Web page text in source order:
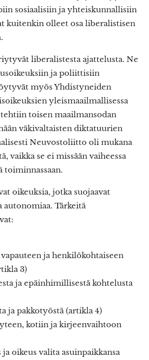
sosiaalisiin ja yhteiskunnallisiin
kuitenkin olleet osa liberalistisen
liberalistesta ajattelusta. Ne
ja poliittisiin
myös Yhdistyneiden
yleismaailmallisessa
toisen maailmansodan
väkivaltaisten diktatuurien
Neuvostoliitto oli mukana
vaikka se ei missään vaiheessa
oikeuksia, jotka suojaavat
autonomiaa. Tärkeitä
ja henkilökohtaiseen
3)
ja epäinhimillisestä kohtelusta
ja pakkotyöstä (artikla 4)
kotiin ja kirjeenvaihtoon
oikeus valita asuinpaikkansa